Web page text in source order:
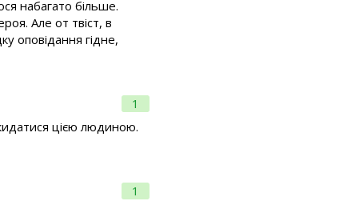
набагато більше.
Але от твіст, в
оповідання гідне,
1
цією людиною.
1